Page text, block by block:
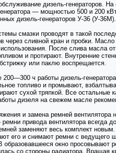
дизель-генераторов.
— мощностью 500 и 200
дизель-генераторов У-36 (У-36М).
смазки проводят в такой
через сливной кран и пробки.
После слива масла
и протирают. Внутренние
или паклю воспрещается.
200—300 ч работы дизель-
топливо и промывают,
сухой тряпкой. Все
дизеля на свежем масле
и замена ремней
ремни привода вентилятора всегда
заменяют весь комплект
его и снимают ремни с ведущего
окно просовывают
со стороны радиатора. Вращая